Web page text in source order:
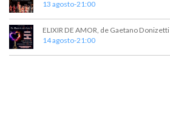
13 agosto-21:00
ELIXIR DE AMOR, de Gaetano Donizetti
14 agosto-21:00